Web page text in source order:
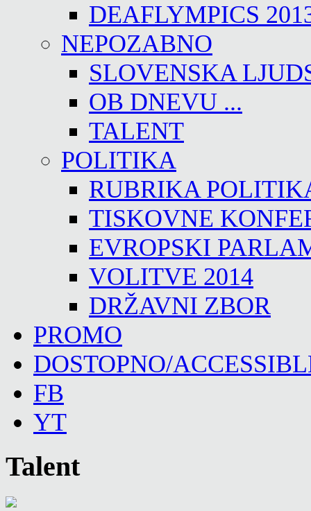
DEAFLYMPICS
NEPOZABNO
SLOVENSKA
OB DNEVU ...
TALENT
POLITIKA
RUBRIKA
TISKOVNE
EVROPSKI
VOLITVE 2014
DRŽAVNI ZBOR
PROMO
DOSTOPNO/
FB
YT
Talent